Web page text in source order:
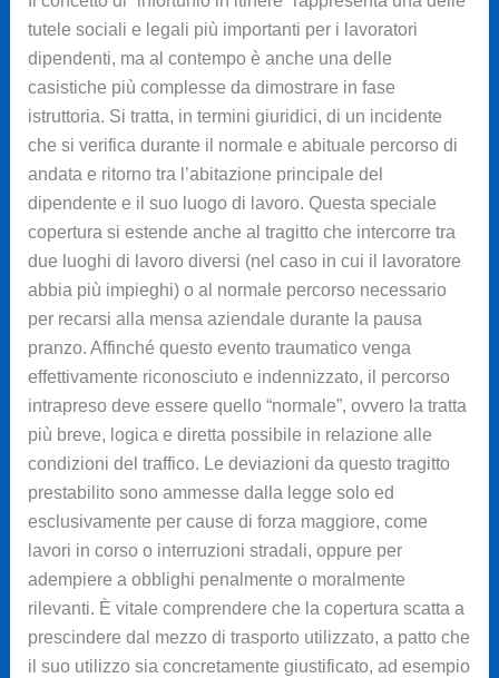
tutele sociali e legali più importanti per i lavoratori
dipendenti, ma al contempo è anche una delle
casistiche più complesse da dimostrare in fase
istruttoria. Si tratta, in termini giuridici, di un incidente
che si verifica durante il normale e abituale percorso di
andata e ritorno tra l’abitazione principale del
dipendente e il suo luogo di lavoro. Questa speciale
copertura si estende anche al tragitto che intercorre tra
due luoghi di lavoro diversi (nel caso in cui il lavoratore
abbia più impieghi) o al normale percorso necessario
per recarsi alla mensa aziendale durante la pausa
pranzo. Affinché questo evento traumatico venga
effettivamente riconosciuto e indennizzato, il percorso
intrapreso deve essere quello “normale”, ovvero la tratta
più breve, logica e diretta possibile in relazione alle
condizioni del traffico. Le deviazioni da questo tragitto
prestabilito sono ammesse dalla legge solo ed
esclusivamente per cause di forza maggiore, come
lavori in corso o interruzioni stradali, oppure per
adempiere a obblighi penalmente o moralmente
rilevanti. È vitale comprendere che la copertura scatta a
prescindere dal mezzo di trasporto utilizzato, a patto che
il suo utilizzo sia concretamente giustificato, ad esempio